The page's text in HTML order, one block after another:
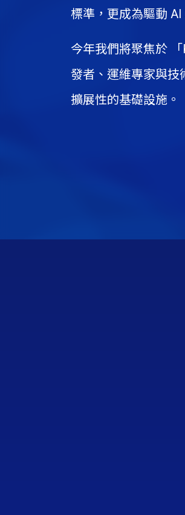
標準，更成為驅動
今年我們將聚焦於
發者、運維專家與技
擴展性的基礎設施。